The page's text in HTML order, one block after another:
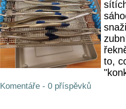
to,
Komentáře - 0 příspěvků